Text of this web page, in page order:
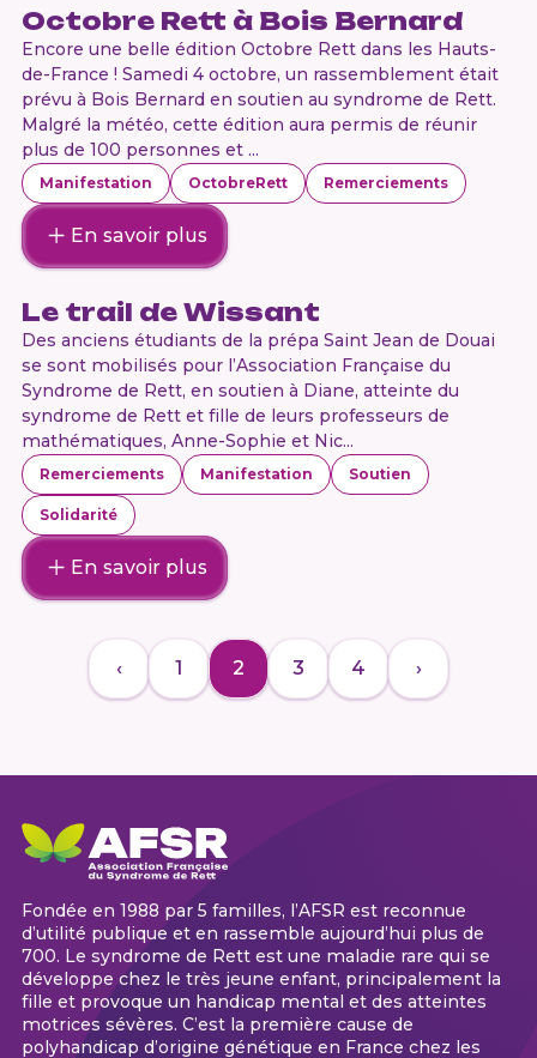
Octobre Rett à Bois Bernard
Encore une belle édition Octobre Rett dans les Hauts-
de-France ! Samedi 4 octobre, un rassemblement était
prévu à Bois Bernard en soutien au syndrome de Rett.
Malgré la météo, cette édition aura permis de réunir
plus de 100 personnes et ...
Manifestation OctobreRett Remerciements
En savoir plus
Le trail de Wissant
Des anciens étudiants de la prépa Saint Jean de Douai
se sont mobilisés pour l’Association Française du
Syndrome de Rett, en soutien à Diane, atteinte du
syndrome de Rett et fille de leurs professeurs de
mathématiques, Anne-Sophie et Nic...
Remerciements Manifestation Soutien
Solidarité
En savoir plus
‹ 1 2 3 4 ›
Fondée en 1988 par 5 familles, l’AFSR est reconnue
d’utilité publique et en rassemble aujourd’hui plus de
700. Le syndrome de Rett est une maladie rare qui se
développe chez le très jeune enfant, principalement la
fille et provoque un handicap mental et des atteintes
motrices sévères. C’est la première cause de
polyhandicap d’origine génétique en France chez les